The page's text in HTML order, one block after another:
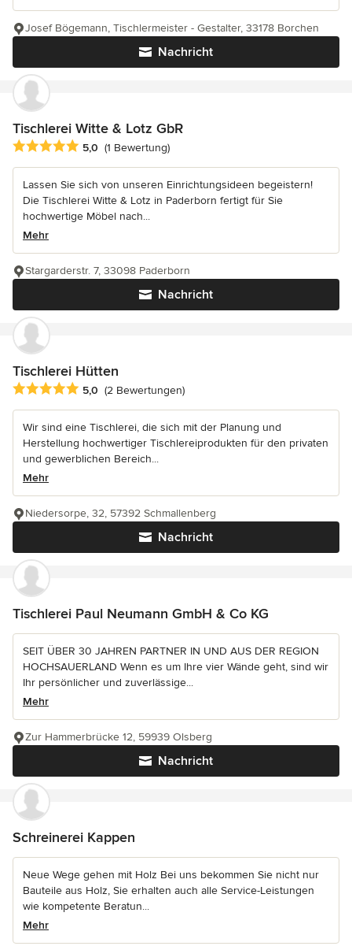
Nachricht
Josef Bögemann, Tischlermeister - Gestalter, 33178 Borchen
Tischlerei Witte & Lotz GbR
Durchschnittliche Bewertung: 5 von 5 Sternen
5,0 (1 Bewertung)
Lassen Sie sich von unseren Einrichtungsideen begeistern!
Die Tischlerei Witte & Lotz in Paderborn fertigt für Sie
hochwertige Möbel nach...
Mehr
Nachricht
Stargarderstr. 7, 33098 Paderborn
Tischlerei Hütten
Durchschnittliche Bewertung: 5 von 5 Sternen
5,0 (2 Bewertungen)
Wir sind eine Tischlerei, die sich mit der Planung und
Herstellung hochwertiger Tischlereiprodukten für den privaten
und gewerblichen Bereich...
Mehr
Nachricht
Niedersorpe, 32, 57392 Schmallenberg
Tischlerei Paul Neumann GmbH & Co KG
SEIT ÜBER 30 JAHREN PARTNER IN UND AUS DER REGION
HOCHSAUERLAND Wenn es um Ihre vier Wände geht, sind wir
Ihr persönlicher und zuverlässige...
Mehr
Nachricht
Zur Hammerbrücke 12, 59939 Olsberg
Schreinerei Kappen
Neue Wege gehen mit Holz Bei uns bekommen Sie nicht nur
Bauteile aus Holz, Sie erhalten auch alle Service-Leistungen
wie kompetente Beratun...
Mehr